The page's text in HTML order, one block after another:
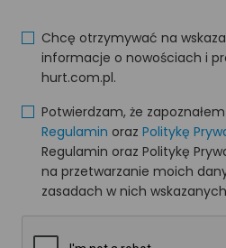
Chcę otrzymywać na
informacje o nowościach i
hurt.com.pl.
Potwierdzam, że
Regulamin oraz Politykę
Regulamin oraz Politykę
na przetwarzanie moich
zasadach w nich